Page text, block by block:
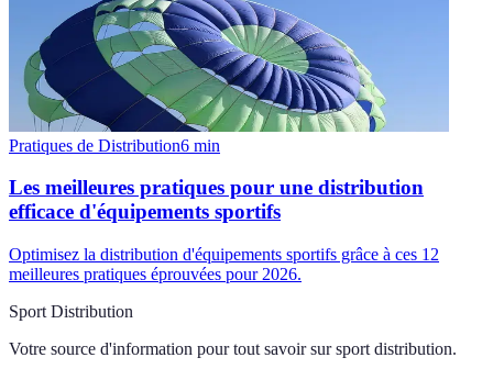
Pratiques de Distribution6 min
Les meilleures pratiques pour une distribution
efficace d'équipements sportifs
Optimisez la distribution d'équipements sportifs grâce à ces 12
meilleures pratiques éprouvées pour 2026.
Sport Distribution
Votre source d'information pour tout savoir sur sport distribution.